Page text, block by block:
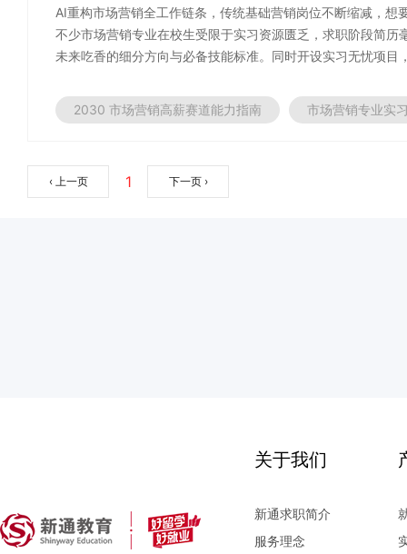
AI重构市场营销全工作链条，传统基础营销岗位不断缩减，
不少市场营销专业在校生受限于实习资源匮乏，求职阶段简
未来吃香的细分方向与必备技能标准。同时开设实习无忧项
2030 市场营销高薪赛道能力指南 市场营销专业实
‹ 上一页 1 下一页 ›
关于我们
新通求职简介
服务理念